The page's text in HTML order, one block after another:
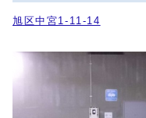
旭区中宮1-11-14